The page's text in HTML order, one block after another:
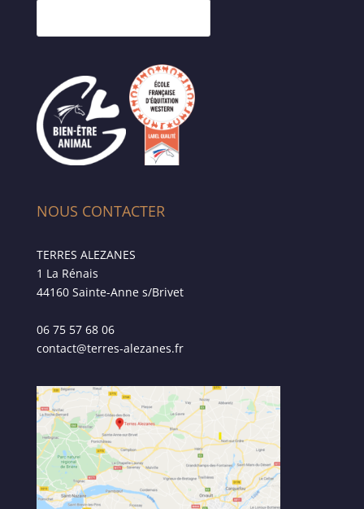
NOUS CONTACTER
TERRES ALEZANES
1 La Rénais
44160 Sainte-Anne s/Brivet
06 75 57 68 06
contact@terres-alezanes.fr